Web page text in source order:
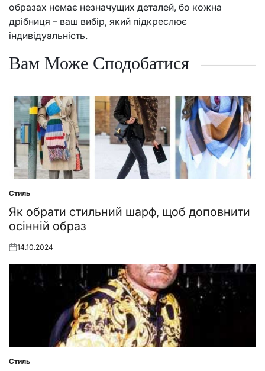
образах немає незначущих деталей, бо кожна
дрібниця – ваш вибір, який підкреслює
індивідуальність.
Вам Може Сподобатися
Posted
in
Стиль
Як обрати стильний шарф, щоб доповнити
осінній образ
Posted
14.10.2024
Posted
Стиль